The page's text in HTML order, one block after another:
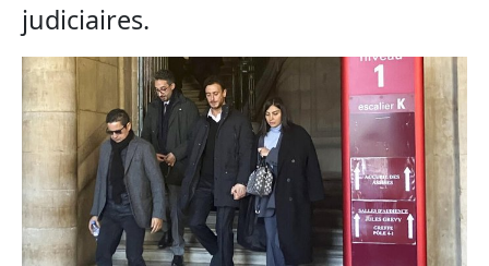
judiciaires.